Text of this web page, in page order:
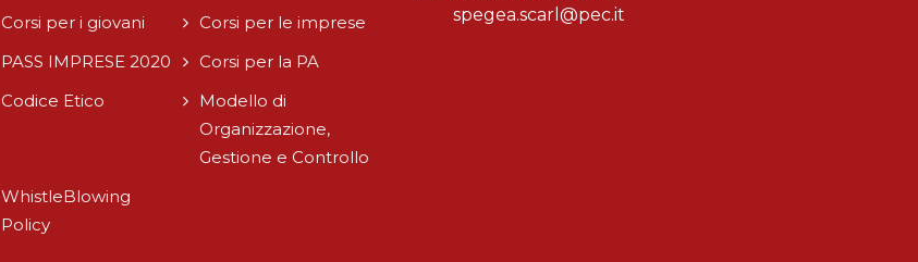
Corsi per i giovani
Corsi per le imprese
PASS IMPRESE 2020
Corsi per la PA
Codice Etico
Modello di
Organizzazione,
Gestione e Controllo
WhistleBlowing
Policy
spegea.scarl@pec.it